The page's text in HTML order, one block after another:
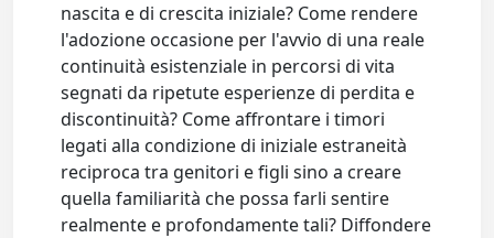
nascita e di crescita iniziale? Come rendere
l'adozione occasione per l'avvio di una reale
continuità esistenziale in percorsi di vita
segnati da ripetute esperienze di perdita e
discontinuità? Come affrontare i timori
legati alla condizione di iniziale estraneità
reciproca tra genitori e figli sino a creare
quella familiarità che possa farli sentire
realmente e profondamente tali? Diffondere